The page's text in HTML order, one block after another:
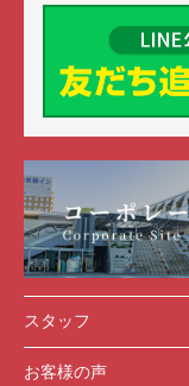
スタッフ
お客様の声